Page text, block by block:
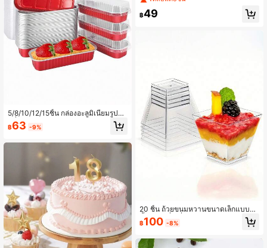
5/8/10/12/15ชิ้น กล่องอะลูมิเนียมรูปสี่เ
หลี่ยมผืนผ้าสีแดงทนความร้อนสูงพร้อม
ฝาปิด กล่องบรรจุภัณฑ์อาหาร กล่องอะ
มหวาน เค้ก ปาร์ตี้ งานเทศกาล ปิกนิก ก
ล่องอะลูมิเนียมอบ
฿63 -9%
ด้วยมือ ไม่ต้องใช้แหล่งจ่ายไฟ วัสดุผ้า
฿49
20 ชิ้น ถ้วยขนมหวานขนาดเล็กแบบใช้
ซ้ำได้,รูปสี่เหลี่ยมจัตุรัสและโปร่งใส,เหม
าะสำหรับงานปาร์ตี้ฤดูร้อน,การรวบรวม
฿100 -8%